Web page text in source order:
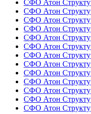
СФО Атон
СФО Атон
СФО Атон
СФО Атон
СФО Атон
СФО Атон
СФО Атон
СФО Атон
СФО Атон
СФО Атон
СФО Атон
СФО Атон
СФО Атон